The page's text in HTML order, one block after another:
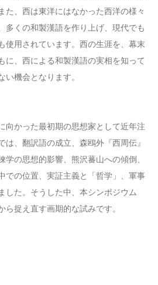
た、西は東洋にはなかった西洋の様々
多くの和製漢語を作り上げ、現代でも
使用されています。西の生涯を、幕末
に、西による和製漢語の実相を知って
い機会となります。
かった最初期の思想家として近年注
は、翻訳語の成立、森鴎外『西周伝』
学の思想的影響、熊沢蕃山への傾倒、
での位置、実証主義と「哲学」、軍事
した。そうした中、本シンポジウム
ら捉え直す画期的な試みです。